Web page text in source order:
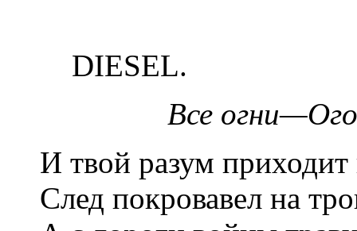
DIESEL.
Все
И твой разум
След покровавел на